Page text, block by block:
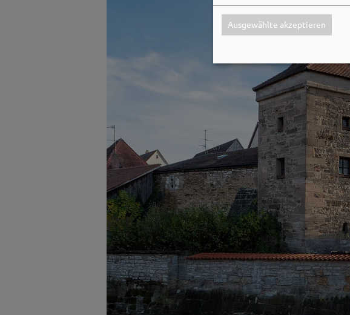
Ausgewählte akzeptieren